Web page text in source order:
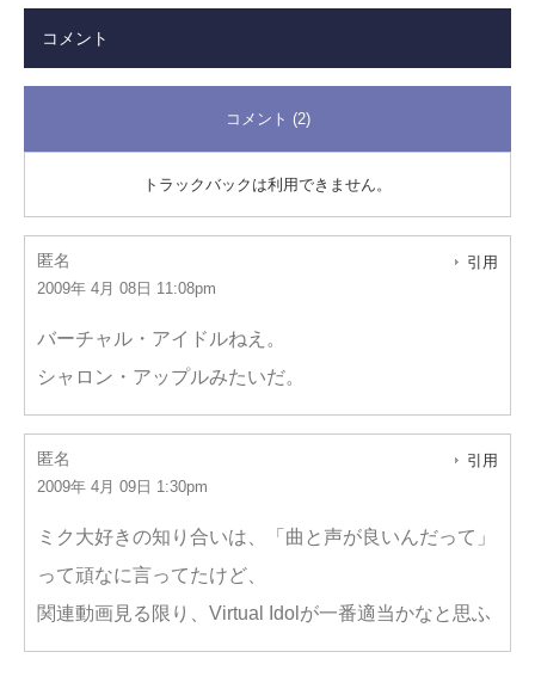
コメント
コメント (2)
トラックバックは利用できません。
匿名
2009年 4月 08日 11:08pm
引用
バーチャル・アイドルねえ。
シャロン・アップルみたいだ。
匿名
2009年 4月 09日 1:30pm
引用
ミク大好きの知り合いは、「曲と声が良いんだって」
って頑なに言ってたけど、
関連動画見る限り、Virtual Idolが一番適当かなと思ふ